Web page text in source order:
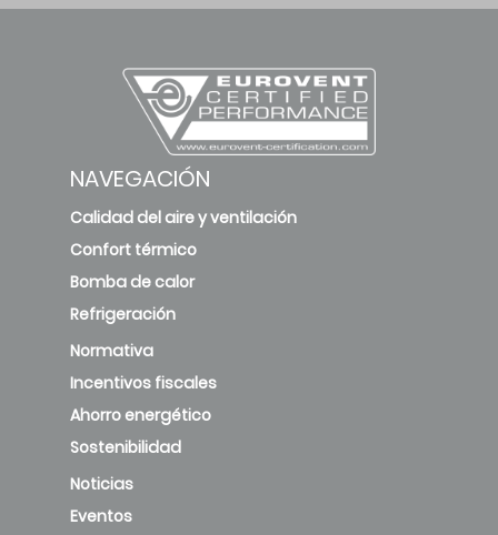
NAVEGACIÓN
Calidad del aire y ventilación
Confort térmico
Bomba de calor
Refrigeración
Normativa
Incentivos fiscales
Ahorro energético
Sostenibilidad
Noticias
Eventos